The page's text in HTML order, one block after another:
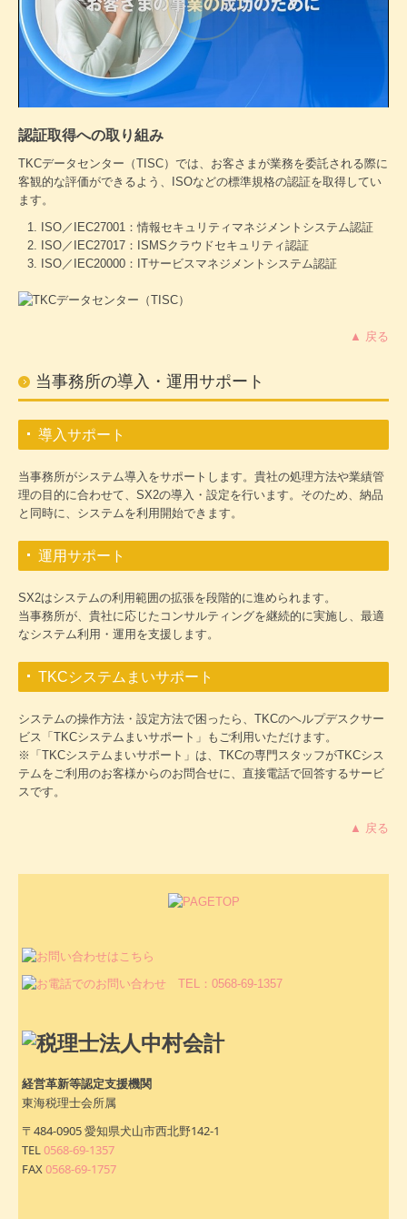
認証取得への取り組み
TKCデータセンター（TISC）では、お客さまが業務を委託される際に
客観的な評価ができるよう、ISOなどの標準規格の認証を取得してい
ます。
ISO／IEC27001：情報セキュリティマネジメントシステム認証
ISO／IEC27017：ISMSクラウドセキュリティ認証
ISO／IEC20000：ITサービスマネジメントシステム認証
▲ 戻る
当事務所の導入・運用サポート
導入サポート
当事務所がシステム導入をサポートします。貴社の処理方法や業績管
理の目的に合わせて、SX2の導入・設定を行います。そのため、納品
と同時に、システムを利用開始できます。
運用サポート
SX2はシステムの利用範囲の拡張を段階的に進められます。
当事務所が、貴社に応じたコンサルティングを継続的に実施し、最適
なシステム利用・運用を支援します。
TKCシステムまいサポート
システムの操作方法・設定方法で困ったら、TKCのヘルプデスクサー
ビス「TKCシステムまいサポート」もご利用いただけます。
※「TKCシステムまいサポート」は、TKCの専門スタッフがTKCシス
テムをご利用のお客様からのお問合せに、直接電話で回答するサービ
スです。
▲ 戻る
経営革新等認定支援機関
東海税理士会所属
〒484-0905 愛知県犬山市西北野142-1
TEL0568-69-1357
FAX0568-69-1757